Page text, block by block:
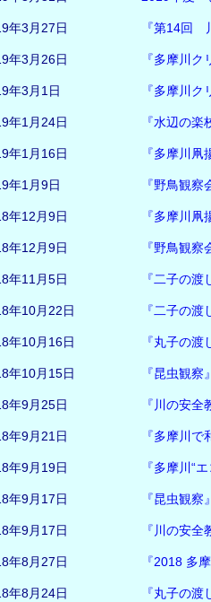
年3月27日 『第14回
年3月26日 『多摩川
年3月1日 『多摩川
年1月24日 『水辺の
年1月16日 『多摩川
年1月9日 『野鳥観
年12月9日 『多摩川
年12月9日 『野鳥観
年11月5日 『二子の
年10月22日 『二子の
年10月16日 『丸子の
年10月15日 『昆虫観
年9月25日 『川の安
年9月21日 『多摩川
年9月19日 『多摩川“
年9月17日 『昆虫観
年9月17日 『川の安
年8月27日 『2018 多
年8月24日 『丸子の